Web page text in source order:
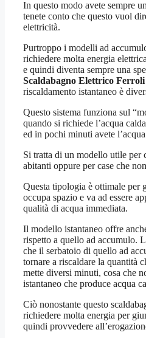
In questo modo avete sempre
tenete conto che questo vuol
elettricità.
Purtroppo i modelli ad
richiedere molta energia
e quindi diventa sempre una
Scaldabagno Elettrico Ferroli
riscaldamento istantaneo è
Questo sistema funziona sul
quando si richiede l’acqua
ed in pochi minuti avete
Si tratta di un modello utile per
abitanti oppure per case che
Questa tipologia è ottimale per
occupa spazio e va ad essere
qualità di acqua immediata.
Il modello istantaneo offre
rispetto a quello ad accumulo.
che il serbatoio di quello ad
tornare a riscaldare la quantità
mette diversi minuti, cosa che
istantaneo che produce acqua
Ciò nonostante questo
richiedere molta energia per
quindi provvedere